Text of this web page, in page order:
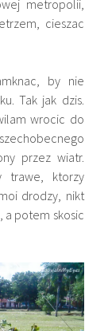
metropolii,
cieszac
by nie
Tak jak dzis.
wrocic do
przez wiatr.
trawe, ktorzy
drodzy, nikt
a potem skosic